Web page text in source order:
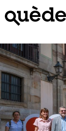
contingut